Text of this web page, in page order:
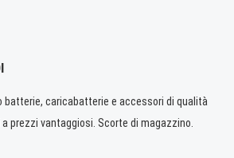
batterie, caricabatterie e accessori di qualità
prezzi vantaggiosi. Scorte di magazzino.